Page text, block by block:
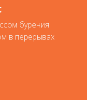
бурения
в перерывах